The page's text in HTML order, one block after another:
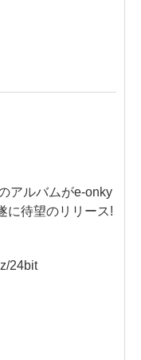
アルバムがe-onky
に待望のリリース!
24bit